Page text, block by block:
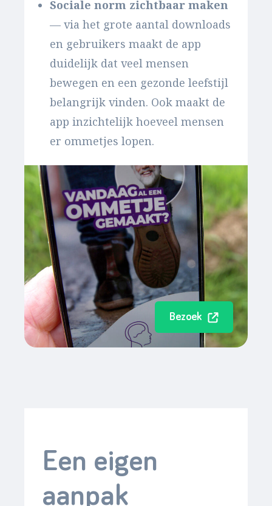
Sociale norm zichtbaar maken
— via het grote aantal downloads
en gebruikers maakt de app
duidelijk dat veel mensen
bewegen en een gezonde leefstijl
belangrijk vinden. Ook maakt de
app inzichtelijk hoeveel mensen
er ommetjes lopen.
Bezoek
Een eigen
aanpak